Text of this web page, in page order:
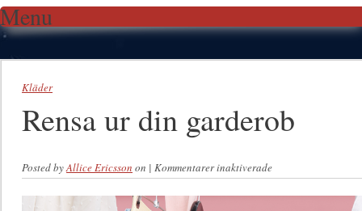
Menu
Kläder
Rensa ur din garderob
Posted byAllice Ericsson on | Kommentarer inaktiverade